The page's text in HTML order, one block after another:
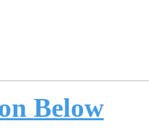
Below